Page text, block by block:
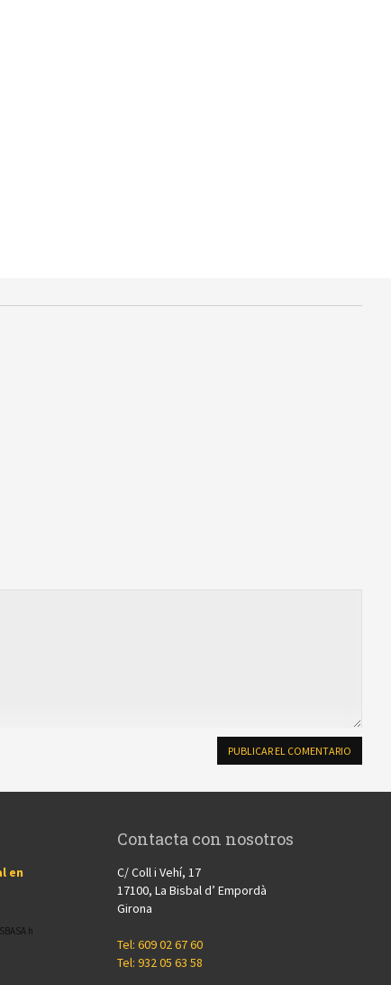
en
h
Contacta con nosotros
C/ Coll i Vehí, 17
17100, La Bisbal d’ Empordà
Girona
Tel: 609 02 67 60
Tel: 932 05 63 58